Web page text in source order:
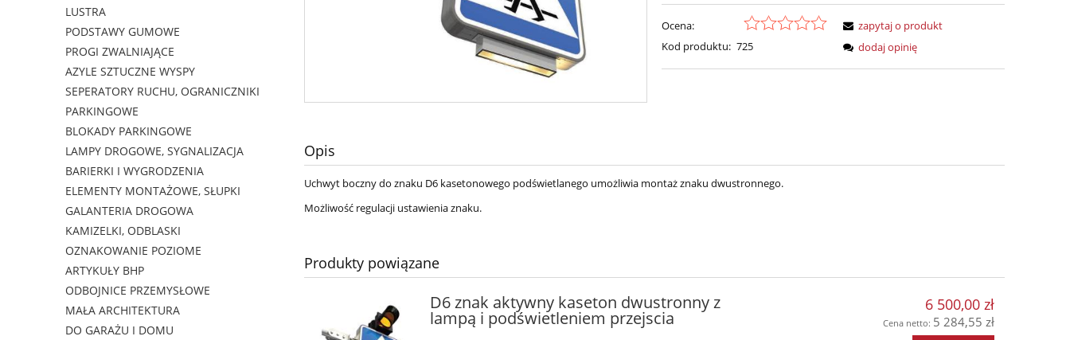
LUSTRA
PODSTAWY GUMOWE
PROGI ZWALNIAJĄCE
AZYLE SZTUCZNE WYSPY
SEPERATORY RUCHU, OGRANICZNIKI
PARKINGOWE
BLOKADY PARKINGOWE
LAMPY DROGOWE, SYGNALIZACJA
BARIERKI I WYGRODZENIA
ELEMENTY MONTAŻOWE, SŁUPKI
GALANTERIA DROGOWA
KAMIZELKI, ODBLASKI
OZNAKOWANIE POZIOME
ARTYKUŁY BHP
ODBOJNICE PRZEMYSŁOWE
MAŁA ARCHITEKTURA
DO GARAŻU I DOMU
Ocena:
Kod produktu: 725
zapytaj o produkt
dodaj opinię
Opis
Uchwyt boczny do znaku D6 kasetonowego podświetlanego umożliwia montaż znaku dwustronnego.
Możliwość regulacji ustawienia znaku.
Produkty powiązane
D6 znak aktywny kaseton dwustronny z
lampą i podświetleniem przejscia
6 500,00 zł
Cena netto: 5 284,55 zł